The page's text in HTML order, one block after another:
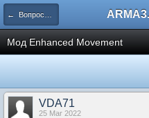
← Вопросы и ответы
Мод Enhanced Movement
VDA71
25 Mar 2022